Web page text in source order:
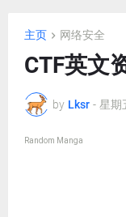
主页 网络安全
CTF英文
by Lksr - 星期
Random Manga